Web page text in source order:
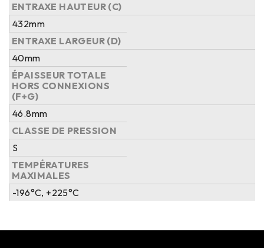
ENTRAXE HAUTEUR (C)
432mm
ENTRAXE LARGEUR (D)
40mm
ÉPAISSEUR TOTALE
HORS CONNEXIONS
(F+G)
46.8mm
CLASSE DE PRESSION
S
TEMPÉRATURES
MAXIMALES
-196°C, +225°C